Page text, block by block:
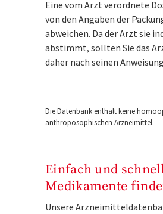
Eine vom Arzt verordnete
von den Angaben der
abweichen. Da der Arzt sie
abstimmt, sollten Sie das
daher nach seinen
Die Datenbank enthält keine
anthroposophischen Arzneimittel.
Einfach und
Medikamente
Unsere